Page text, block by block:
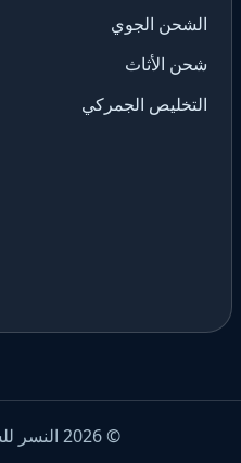
الشحن الجوي
شحن الأثاث
التخليص الجمركي
© 2026 النسر للشحن الدولي. جميع الحقوق محفوظة.